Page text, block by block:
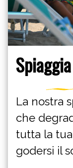
Spiaggia
La nostra
che
tutta la
godersi il